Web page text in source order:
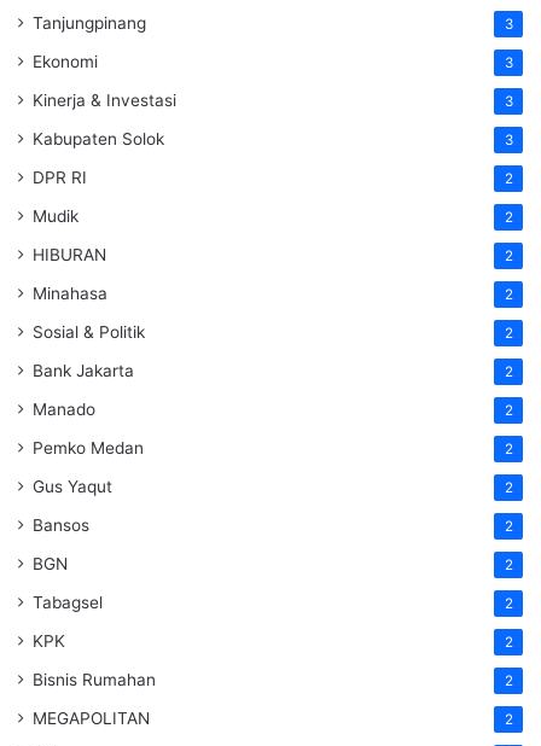
Tanjungpinang 3
Ekonomi 3
Kinerja & Investasi 3
Kabupaten Solok 3
DPR RI 2
Mudik 2
HIBURAN 2
Minahasa 2
Sosial & Politik 2
Bank Jakarta 2
Manado 2
Pemko Medan 2
Gus Yaqut 2
Bansos 2
BGN 2
Tabagsel 2
KPK 2
Bisnis Rumahan 2
MEGAPOLITAN 2